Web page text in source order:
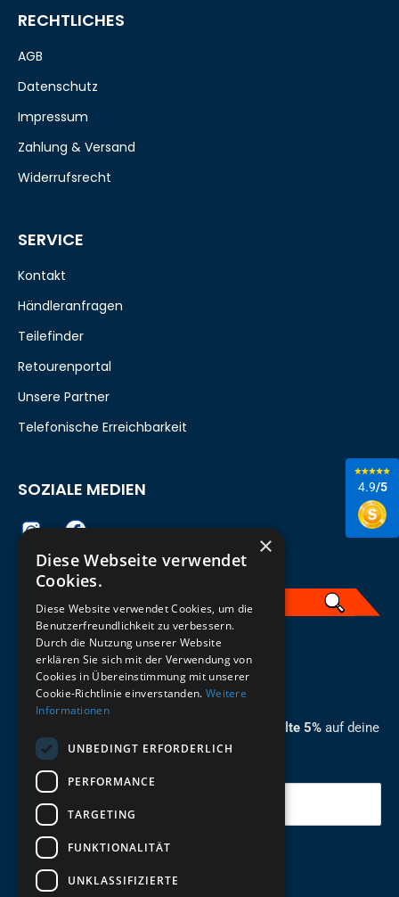
4.9/5
ZUM NEWSLETTER ANMELDEN
Melde dich jetzt zum Newsletter an und erhalte 5% auf deine
erste Bestellung.
Deine Email
Abschicken
RECHTLICHES
AGB
Datenschutz
Impressum
Zahlung & Versand
Widerrufsrecht
SERVICE
Kontakt
Händleranfragen
Teilefinder
Retourenportal
Unsere Partner
Telefonische Erreichbarkeit
SOZIALE MEDIEN
German
×
Diese Webseite verwendet
Cookies.
Diese Website verwendet Cookies, um die
Benutzerfreundlichkeit zu verbessern.
Durch die Nutzung unserer Website
erklären Sie sich mit der Verwendung von
Cookies in Übereinstimmung mit unserer
Cookie-Richtlinie einverstanden. Weitere
Informationen
UNBEDINGT ERFORDERLICH
PERFORMANCE
TARGETING
FUNKTIONALITÄT
UNKLASSIFIZIERTE